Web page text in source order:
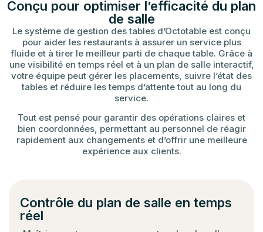
Conçu pour optimiser l’efficacité du plan
de salle
Le système de gestion des tables d’Octotable est conçu
pour aider les restaurants à assurer un service plus
fluide et à tirer le meilleur parti de chaque table. Grâce à
une visibilité en temps réel et à un plan de salle interactif,
votre équipe peut gérer les placements, suivre l’état des
tables et réduire les temps d’attente tout au long du
service.
Tout est pensé pour garantir des opérations claires et
bien coordonnées, permettant au personnel de réagir
rapidement aux changements et d’offrir une meilleure
expérience aux clients.
Contrôle du plan de salle en temps
réel